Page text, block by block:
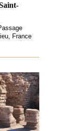
France